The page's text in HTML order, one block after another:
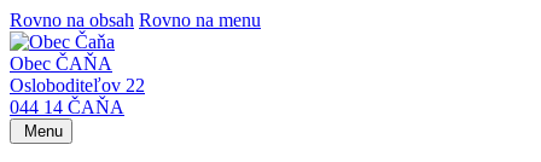
Rovno na obsah Rovno na menu
Obec ČAŇA
Osloboditeľov 22
044 14 ČAŇA
Menu